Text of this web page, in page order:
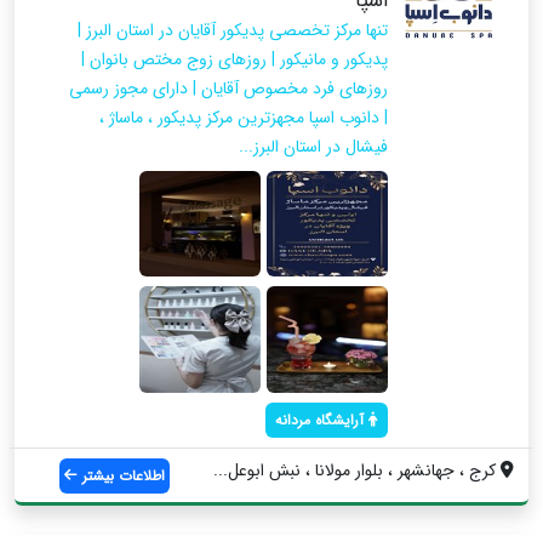
تنها مرکز تخصصی پدیکور آقایان در استان البرز |
پدیکور و مانیکور | روزهای زوج مختص بانوان |
روزهای فرد مخصوص آقایان | دارای مجوز رسمی
| دانوب اسپا مجهزترین مرکز پدیکور ، ماساژ ،
فیشال در استان البرز...
آرایشگاه مردانه
کرج ، جهانشهر ، بلوار مولانا ، نبش ابوعل... اطلاعات بیشتر